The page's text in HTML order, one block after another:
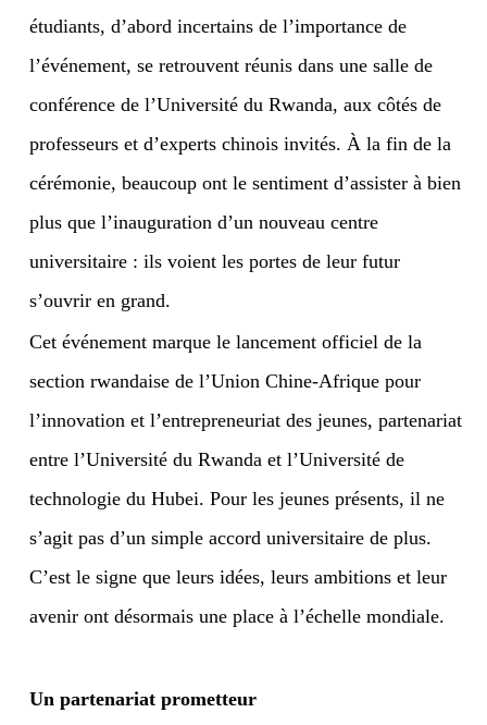
étudiants, d’abord incertains de l’importance de
l’événement, se retrouvent réunis dans une salle de
conférence de l’Université du Rwanda, aux côtés de
professeurs et d’experts chinois invités. À la fin de la
cérémonie, beaucoup ont le sentiment d’assister à bien
plus que l’inauguration d’un nouveau centre
universitaire : ils voient les portes de leur futur
s’ouvrir en grand.
Cet événement marque le lancement officiel de la
section rwandaise de l’Union Chine-Afrique pour
l’innovation et l’entrepreneuriat des jeunes, partenariat
entre l’Université du Rwanda et l’Université de
technologie du Hubei. Pour les jeunes présents, il ne
s’agit pas d’un simple accord universitaire de plus.
C’est le signe que leurs idées, leurs ambitions et leur
avenir ont désormais une place à l’échelle mondiale.
Un partenariat prometteur